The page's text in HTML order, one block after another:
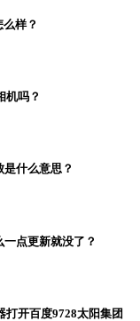
样？
机吗？
什么意思？
点更新就没了？
打开百度9728太阳集团